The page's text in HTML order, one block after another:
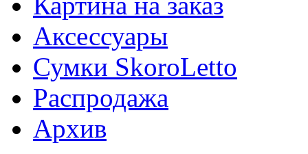
Аксессуары
Сумки SkoroLetto
Распродажа
Архив